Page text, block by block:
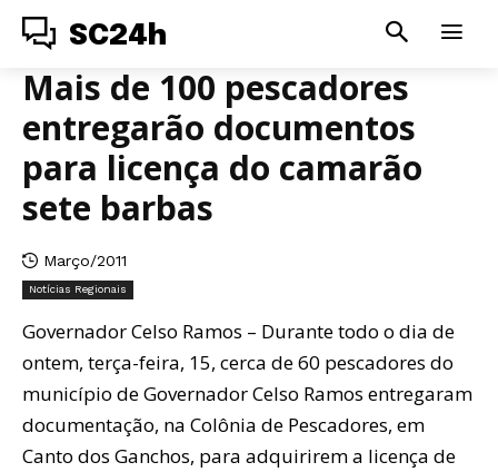
SC24h
Mais de 100 pescadores
entregarão documentos
para licença do camarão
sete barbas
Março/2011
Notícias Regionais
Governador Celso Ramos – Durante todo o dia de
ontem, terça-feira, 15, cerca de 60 pescadores do
município de Governador Celso Ramos entregaram
documentação, na Colônia de Pescadores, em
Canto dos Ganchos, para adquirirem a licença de